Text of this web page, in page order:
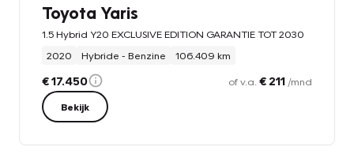
Toyota Yaris
1.5 Hybrid Y20 EXCLUSIVE EDITION GARANTIE TOT 2030
2020
Hybride - Benzine 106.409 km
€ 17.450 of v.a. € 211 /mnd
Bekijk